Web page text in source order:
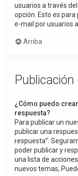
usuarios a través
opción. Esto es
e-mail por usuarios
Arriba
¿Cómo puedo
respuesta?
Para publicar un
publicar una
respuesta”.
poder publicar y
una lista de
nuevos temas,